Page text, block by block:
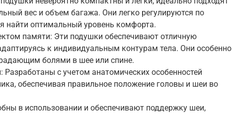
вес и объем багажа. Они легко регулируются по
найти оптимальный уровень комфорта.
памяти: Эти подушки обеспечивают отличную
к индивидуальным контурам тела. Они особенно
болями в шее или спине.
с учетом анатомических особенностей
обеспечивая правильное положение головы и шеи во
в использовании и обеспечивают поддержку шеи,